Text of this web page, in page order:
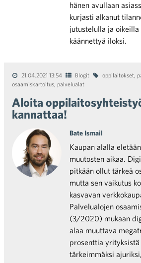
hänen avullaan
kurjasti alkanut
jutustelulla ja
käännettyä iloksi.
21.04.2021 13:54 Blogit oppilaitokset,
osaamiskartoitus, palvelualat
Aloita
kannattaa!
Bate Ismail
Kaupan alalla
muutosten aikaa.
pitkään ollut tärkeä
mutta sen vaikutus
kasvavan
Palvelualojen
(3/2020) mukaan
alaa muuttava
prosenttia yrityksistä
tärkeimmäksi